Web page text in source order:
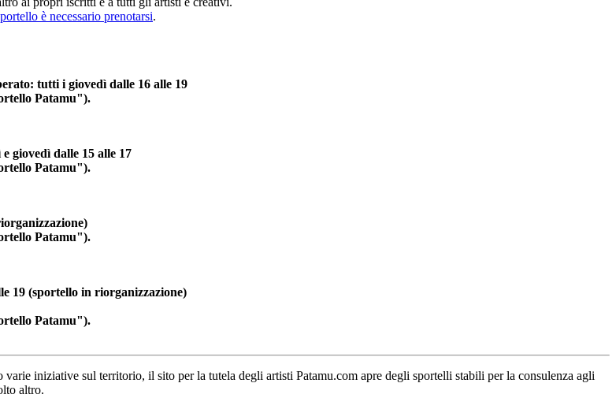
è necessario prenotarsi.
tutti i giovedì dalle 16 alle 19
Patamu").
giovedì dalle 15 alle 17
Patamu").
Patamu").
19 (sportello in riorganizzazione)
Patamu").
iniziative sul territorio, il sito per la tutela degli artisti Patamu.com apre degli sportelli stabili per la consulenza agli
altro.